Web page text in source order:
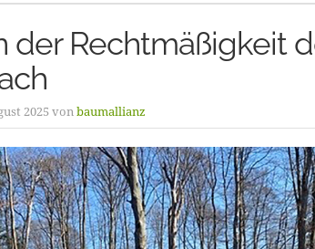
der Rechtmäßigkeit
2025 vonbaumallianz